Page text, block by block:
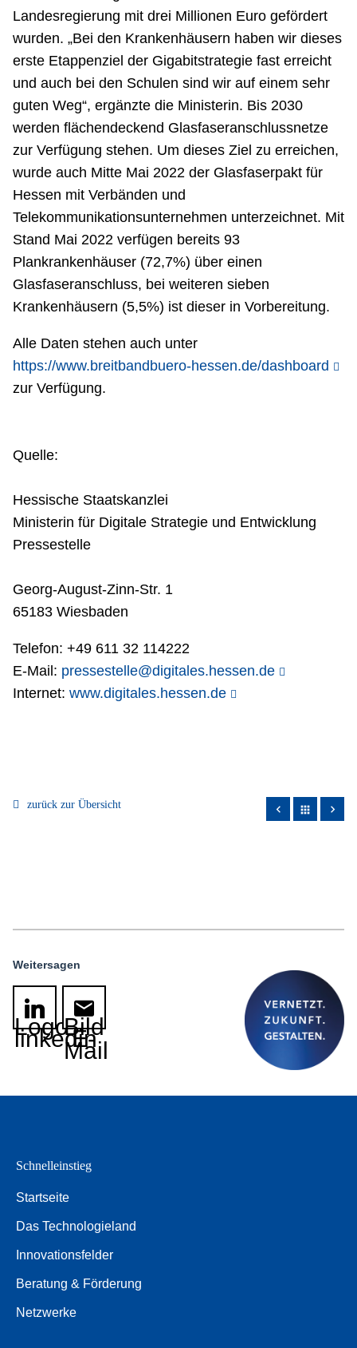
Landesregierung mit drei Millionen Euro gefördert
wurden. „Bei den Krankenhäusern haben wir dieses
erste Etappenziel der Gigabitstrategie fast erreicht
und auch bei den Schulen sind wir auf einem sehr
guten Weg“, ergänzte die Ministerin. Bis 2030
werden flächendeckend Glasfaseranschlussnetze
zur Verfügung stehen. Um dieses Ziel zu erreichen,
wurde auch Mitte Mai 2022 der Glasfaserpakt für
Hessen mit Verbänden und
Telekommunikationsunternehmen unterzeichnet. Mit
Stand Mai 2022 verfügen bereits 93
Plankrankenhäuser (72,7%) über einen
Glasfaseranschluss, bei weiteren sieben
Krankenhäusern (5,5%) ist dieser in Vorbereitung.
Alle Daten stehen auch unter
https://www.breitbandbuero-hessen.de/dashboard
zur Verfügung.
Quelle:
Hessische Staatskanzlei
Ministerin für Digitale Strategie und Entwicklung
Pressestelle
Georg-August-Zinn-Str. 1
65183 Wiesbaden
Telefon: +49 611 32 114222
E-Mail: pressestelle@digitales.hessen.de
Internet: www.digitales.hessen.de
zurück zur Übersicht apps
Weitersagen
Logo
linkedin
Bild
E-
Mail
Schnelleinstieg
Startseite
Das Technologieland
Innovationsfelder
Beratung & Förderung
Netzwerke